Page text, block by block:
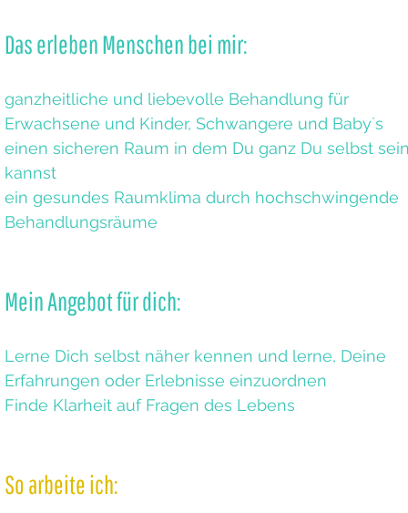
Das erleben Menschen bei mir:
ganzheitliche und liebevolle Behandlung für
Erwachsene und Kinder, Schwangere und Baby´s
einen sicheren Raum in dem Du ganz Du selbst
kannst
ein gesundes Raumklima durch hochschwingende
Behandlungsräume
Mein Angebot für dich:
Lerne Dich selbst näher kennen und lerne, Deine
Erfahrungen oder Erlebnisse einzuordnen​
Finde Klarheit auf Fragen des Lebens
So arbeite ich: